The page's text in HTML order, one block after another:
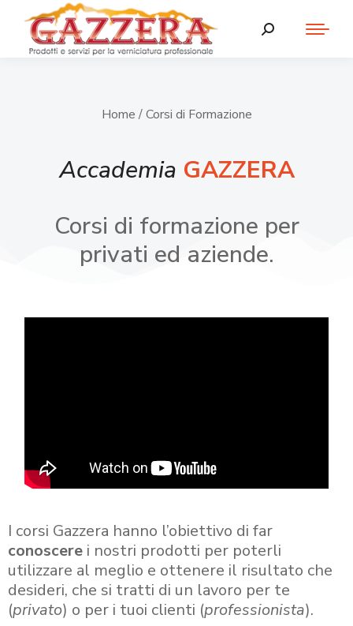
Home / Corsi di Formazione
Accademia GAZZERA
Corsi di formazione per
privati ed aziende.
I corsi Gazzera hanno l’obiettivo di far
conoscere i nostri prodotti per poterli
utilizzare al meglio e ottenere il risultato che
desideri, che si tratti di un lavoro per te
(privato) o per i tuoi clienti (professionista).